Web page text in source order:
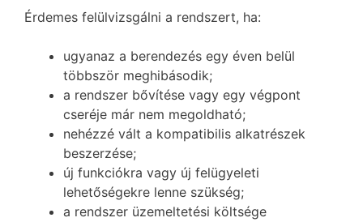
Érdemes felülvizsgálni a rendszert, ha:
ugyanaz a berendezés egy éven belül
többször meghibásodik;
a rendszer bővítése vagy egy végpont
cseréje már nem megoldható;
nehézzé vált a kompatibilis alkatrészek
beszerzése;
új funkciókra vagy új felügyeleti
lehetőségekre lenne szükség;
a rendszer üzemeltetési költsége